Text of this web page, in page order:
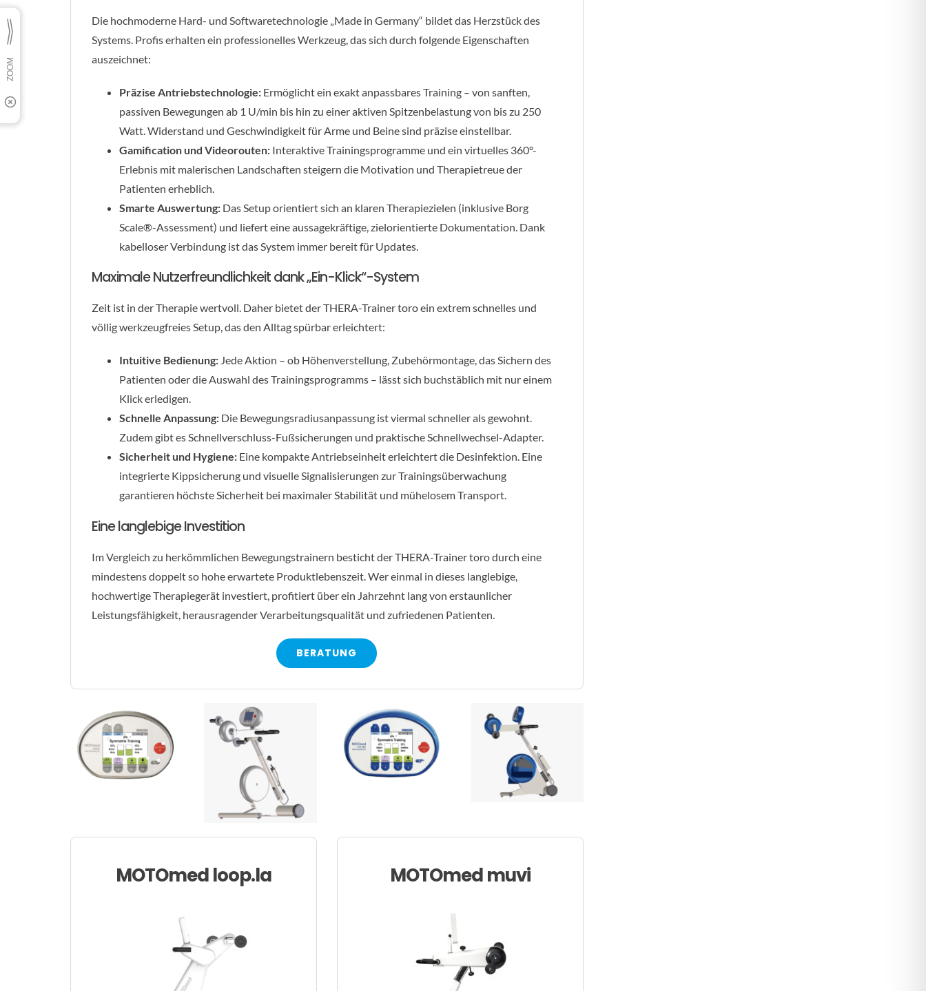
Die hochmoderne Hard- und Softwaretechnologie „Made in Germany“ bildet das Herzstück des
Systems. Profis erhalten ein professionelles Werkzeug, das sich durch folgende Eigenschaften
auszeichnet:
Präzise Antriebstechnologie:Ermöglicht ein exakt anpassbares Training – von sanften,
passiven Bewegungen ab 1 U/min bis hin zu einer aktiven Spitzenbelastung von bis zu 250
Watt. Widerstand und Geschwindigkeit für Arme und Beine sind präzise einstellbar.
Gamification und Videorouten:Interaktive Trainingsprogramme und ein virtuelles 360°-
Erlebnis mit malerischen Landschaften steigern die Motivation und Therapietreue der
Patienten erheblich.
Smarte Auswertung:Das Setup orientiert sich an klaren Therapiezielen (inklusive Borg
Scale®-Assessment) und liefert eine aussagekräftige, zielorientierte Dokumentation. Dank
kabelloser Verbindung ist das System immer bereit für Updates.
Maximale Nutzerfreundlichkeit dank „Ein-Klick“-System
Zeit ist in der Therapie wertvoll. Daher bietet der THERA-Trainer toro ein extrem schnelles und
völlig werkzeugfreies Setup, das den Alltag spürbar erleichtert:
Intuitive Bedienung:Jede Aktion – ob Höhenverstellung, Zubehörmontage, das Sichern des
Patienten oder die Auswahl des Trainingsprogramms – lässt sich buchstäblich mit nur einem
Klick erledigen.
Schnelle Anpassung:Die Bewegungsradiusanpassung ist viermal schneller als gewohnt.
Zudem gibt es Schnellverschluss-Fußsicherungen und praktische Schnellwechsel-Adapter.
Sicherheit und Hygiene:Eine kompakte Antriebseinheit erleichtert die Desinfektion. Eine
integrierte Kippsicherung und visuelle Signalisierungen zur Trainingsüberwachung
garantieren höchste Sicherheit bei maximaler Stabilität und mühelosem Transport.
Eine langlebige Investition
Im Vergleich zu herkömmlichen Bewegungstrainern besticht der THERA-Trainer toro durch eine
mindestens doppelt so hohe erwartete Produktlebenszeit. Wer einmal in dieses langlebige,
hochwertige Therapiegerät investiert, profitiert über ein Jahrzehnt lang von erstaunlicher
Leistungsfähigkeit, herausragender Verarbeitungsqualität und zufriedenen Patienten.
BERATUNG
MOTOmed loop.la MOTOmed muvi